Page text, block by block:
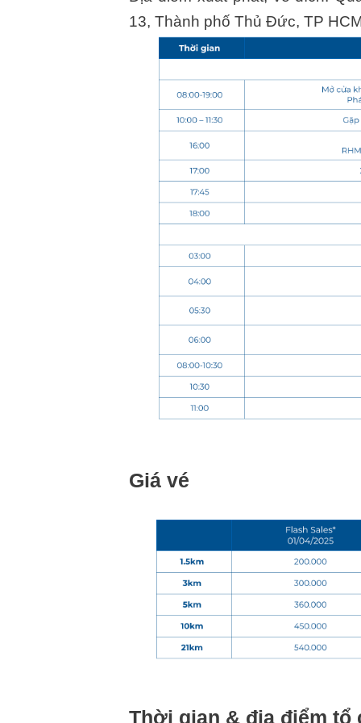
13, Thành phố Thủ Đức, TP
Giá vé
Thời gian & địa điểm tổ